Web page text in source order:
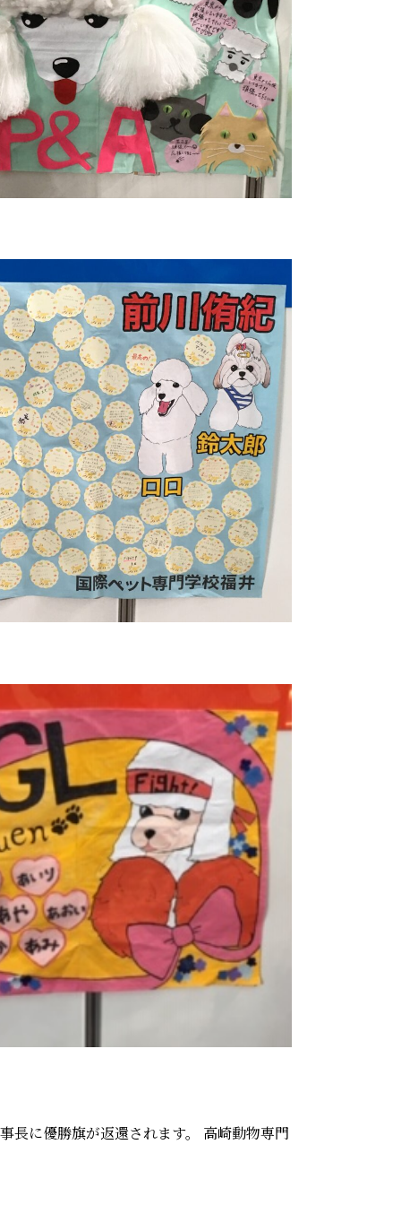
長に優勝旗が返還されます。 高崎動物専門